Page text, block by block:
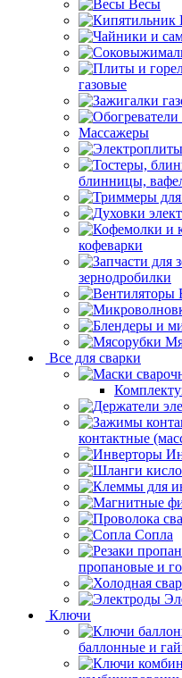
Весы
газовые
Массажеры
блинницы,
кофеварки
зернодробилки
Все для сварки
контактные
Сопла
пропановые и
Ключи
баллонные и